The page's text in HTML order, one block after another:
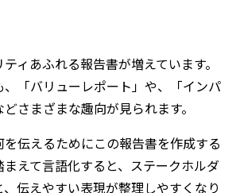
ィあふれる報告書が増えています。
「バリューレポート」や、「インパ
さまざまな趣向が見られます。
伝えるためにこの報告書を作成する
えて言語化すると、ステークホルダ
伝えやすい表現が整理しやすくなり